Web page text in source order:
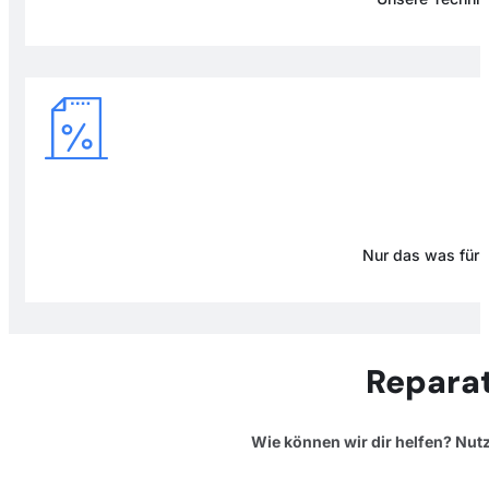
Nur das was für
Wie können wir dir helfen?